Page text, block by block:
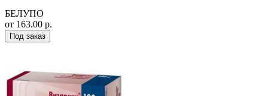
БЕЛУПО
от 163.00 р.
Под заказ